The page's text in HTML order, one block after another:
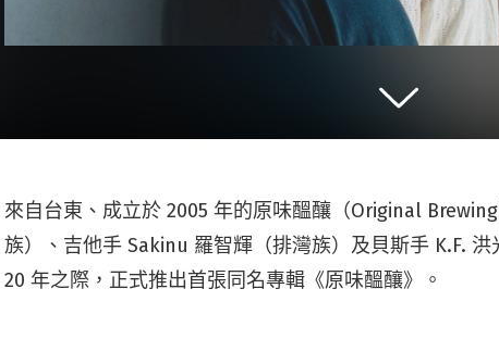
來自台東、成立於 2005 年的原味醞釀（Original
族）、吉他手 Sakinu 羅智輝（排灣族）及貝斯手 K.F.
20 年之際，正式推出首張同名專輯《原味醞釀》。